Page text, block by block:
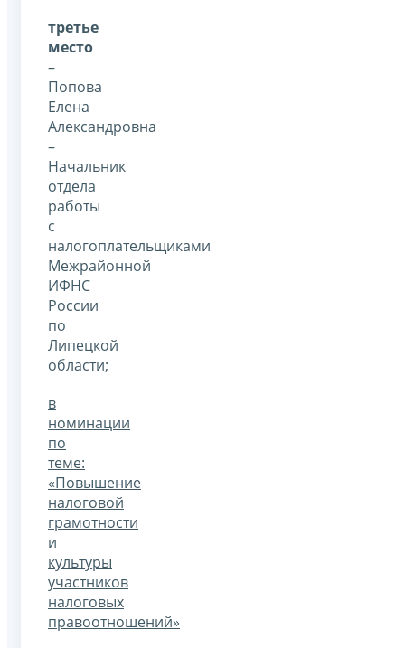
третье
место
–
Попова
Елена
Александровна
–
Начальник
отдела
работы
с
налогоплательщиками
Межрайонной
ИФНС
России
по
Липецкой
области;
в
номинации
по
теме:
«Повышение
налоговой
грамотности
и
культуры
участников
налоговых
правоотношений»